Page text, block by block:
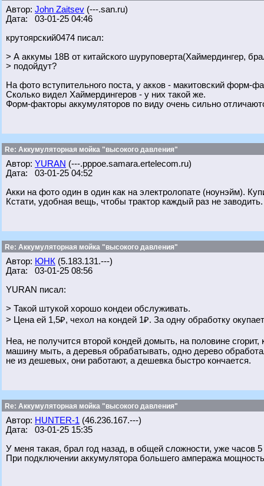
Автор: John Zaitsev (---.san.ru)
Дата: 03-01-25 04:46
крутоярский0474 писал:
> А аккумы 18В от китайского шуруповерта(Хаймердингер,
> подойдут?
На фото вступительного поста, у акков - макитовский форм-
Сколько видел Хаймердингеров - у них такой же.
Форм-факторы аккумуляторов по виду очень сильно
Re: Аккумуляторная мойка "высокого давления"
Автор: YURAN (---.pppoe.samara.ertelecom.ru)
Дата: 03-01-25 04:52
Акки на фото один в один как на электролопате (ноунэйм).
Кстати, удобная вещь, чтобы трактор каждый раз не заводить.
Re: Аккумуляторная мойка "высокого давления"
Автор: ЮНК (5.183.131.---)
Дата: 03-01-25 08:56
YURAN писал:
> Такой штукой хорошо кондеи обслуживать.
> Цена ей 1,5₽, чехол на кондей 1₽. За одну обработку
Неа, не получится второй кондей домыть, на половине
машину мыть, а деревья обрабатывать, одно дерево
не из дешевых, они работают, а дешевка быстро кончается.
Re: Аккумуляторная мойка "высокого давления"
Автор: HUNTER-1 (46.236.167.---)
Дата: 03-01-25 15:35
У меня такая, брал год назад, в общей сложности, уже часов
При подключении аккумулятора большего ампеража